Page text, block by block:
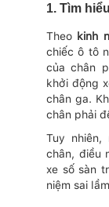
1. Tìm
Theo kinh
chiếc ô tô
của chân
khởi động
chân ga.
chân phải
Tuy
chân, điều
xe số sàn
niệm sai